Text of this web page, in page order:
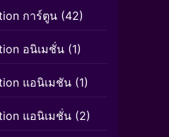
การ์ตูน (42)
อนิเมชั่น (1)
แอนิเมชัน (1)
แอนิเมชั่น (2)